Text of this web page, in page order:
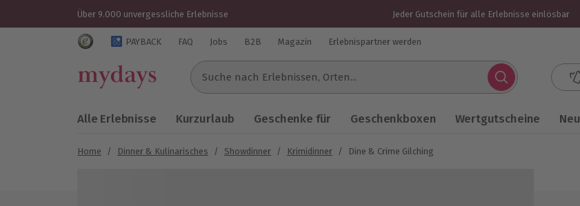
Über 9.000 unvergessliche Erlebnisse Jeder Gutschein für alle Erlebnisse einlösbar
Trustedshops Bewertungen für mydays.de
PAYBACK FAQ Jobs B2B Magazin Erlebnispartner werden
Suche nach Erlebnissen...
Alle Erlebnisse Kurzurlaub Geschenke für Geschenkboxen Wertgutscheine Neu
Home / Dinner & Kulinarisches / Showdinner / Krimidinner / Dine & Crime Gilching